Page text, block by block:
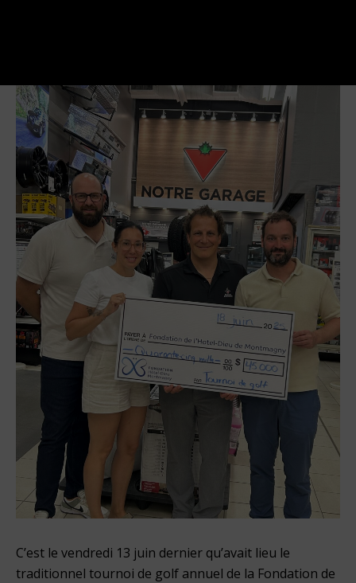
C’est le vendredi 13 juin dernier qu’avait lieu le
traditionnel tournoi de golf annuel de la Fondation de